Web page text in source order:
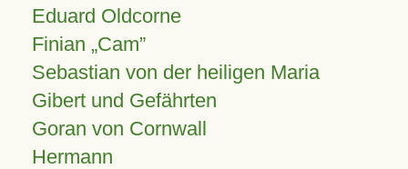
Eduard Oldcorne
Finian Cam
Sebastian von der heiligen Maria
Gibert und Gefährten
Goran von Cornwall
Hermann